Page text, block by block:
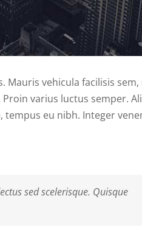
vehicula facilisis sem,
varius luctus semper.
eu nibh. Integer
sed scelerisque. Quisque